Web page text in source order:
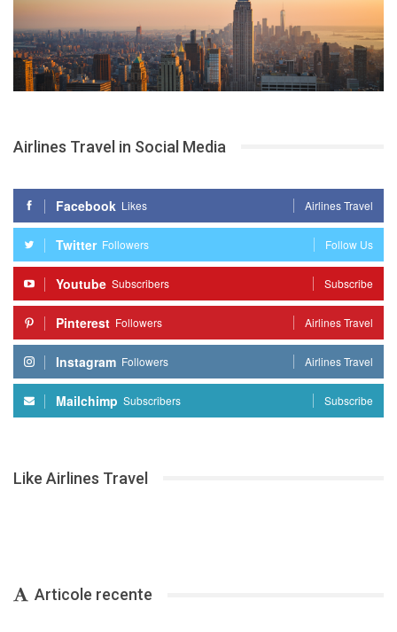
Airlines Travel in Social Media
Facebook Likes Airlines Travel
Twitter Followers Follow Us
Youtube Subscribers Subscribe
Pinterest Followers Airlines Travel
Instagram Followers Airlines Travel
Mailchimp Subscribers Subscribe
Like Airlines Travel
Articole recente